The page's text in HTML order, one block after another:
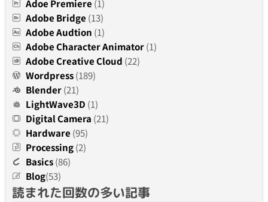
Adoe Premiere (1)
Adobe Bridge (13)
Adobe Audtion (1)
Adobe Character Animator(1)
Adobe Creative Cloud (22)
Wordpress(189)
Blender(21)
LightWave3D (1)
Digital Camera (21)
Hardware (95)
Processing(2)
Basics(86)
Blog(53)
読まれた回数の多い記事